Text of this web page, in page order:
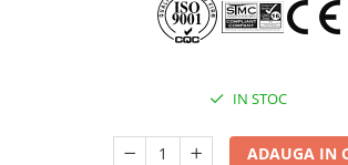
IN STOC
ADAUGA IN